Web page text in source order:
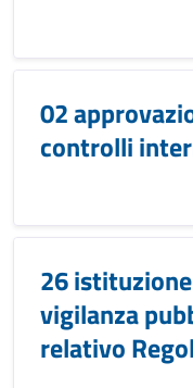
02
controlli
26
vigilanza
relativo